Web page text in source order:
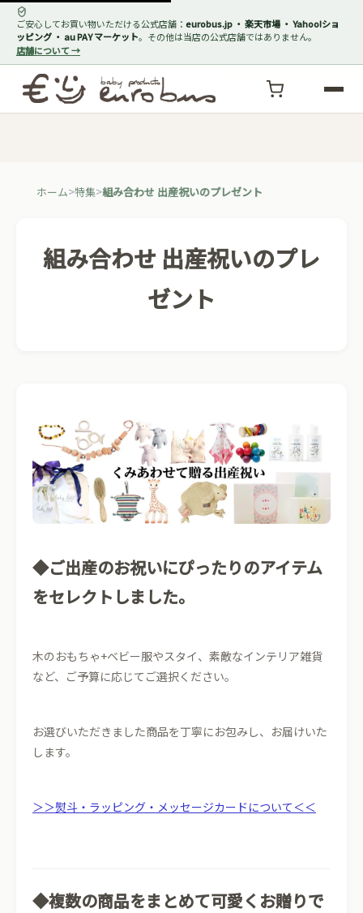
ご安心してお買い物いただける公式店舗： eurobus.jp ・ 楽天市場 ・ Yahoo!ショ
ッピング ・ au PAY マーケット。その他は当店の公式店舗ではありません。
店舗について →
ホーム 特集 組み合わせ 出産祝いのプレゼント
組み合わせ 出産祝いのプレ
ゼント
◆ご出産のお祝いにぴったりのアイテム
をセレクトしました。
木のおもちゃ+ベビー服やスタイ、素敵なインテリア雑貨
など、ご予算に応じてご選択ください。
お選びいただきました商品を丁寧にお包みし、お届けいた
します。
＞＞熨斗・ラッピング・メッセージカードについて＜＜
◆複数の商品をまとめて可愛くお贈りで